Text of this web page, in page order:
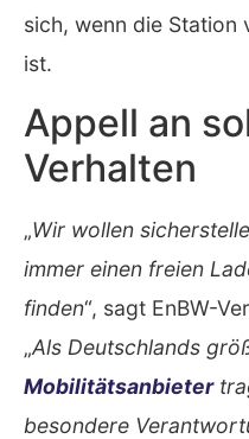
sich, wenn die Station
ist.
Appell an
Verhalten
„Wir wollen
immer einen freien
finden“, sagt EnBW-
„Als Deutschlands
Mobilitätsanbieter
besondere